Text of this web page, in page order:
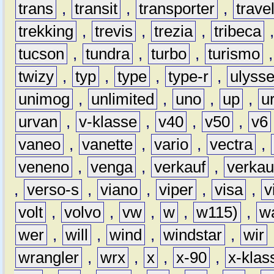
trans , transit , transporter ,
trekking
, trevis , trezia , tribeca
tucson
, tundra , turbo , turismo
twizy , typ , type , type-r ,
unimog
, unlimited , uno , up ,
urvan
, v-klasse , v40 , v50 , v6
vaneo , vanette , vario , vectra ,
veneno , venga , verkauf ,
, verso-s , viano , viper , visa ,
volt , volvo , vw , w , w115) ,
wer , will , wind , windstar , wir
wrangler , wrx , x , x-90 , x-